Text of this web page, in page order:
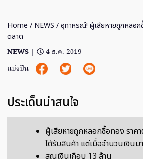
Home / NEWS / อุทาหรณ์! ผู้เสียหายถูกหลอก
ตลาด
NEWS |
4 ธ.ค. 2019
แบ่งปัน
ประเด็นน่าสนใจ
ผู้เสียหายถูกหลอกซื้อทอง ราค
ได้รับสินค้า แต่เมื่อจำนวนเงิน
สูญเงินเกือบ 13 ล้าน